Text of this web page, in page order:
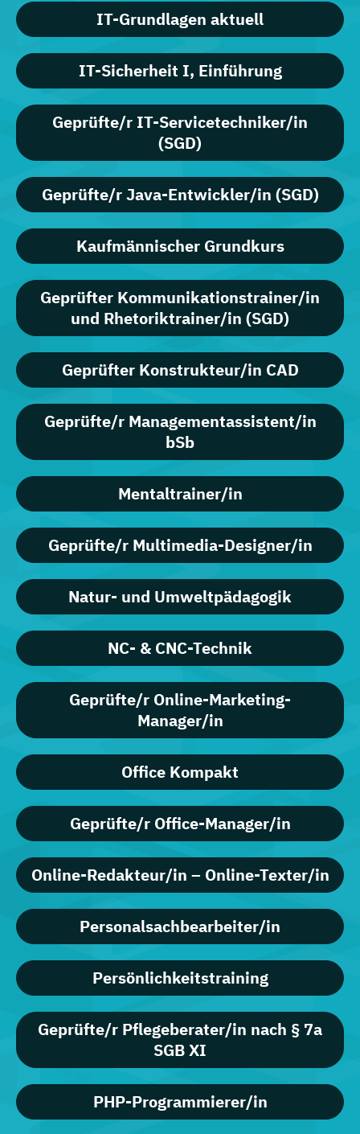
IT-Grundlagen aktuell
IT-Sicherheit I, Einführung
Geprüfte/r IT-Servicetechniker/in
(SGD)
Geprüfte/r Java-Entwickler/in (SGD)
Kaufmännischer Grundkurs
Geprüfter Kommunikationstrainer/in
und Rhetoriktrainer/in (SGD)
Geprüfter Konstrukteur/in CAD
Geprüfte/r Managementassistent/in
bSb
Mentaltrainer/in
Geprüfte/r Multimedia-Designer/in
Natur- und Umweltpädagogik
NC- & CNC-Technik
Geprüfte/r Online-Marketing-
Manager/in
Office Kompakt
Geprüfte/r Office-Manager/in
Online-Redakteur/in – Online-Texter/in
Personalsachbearbeiter/in
Persönlichkeitstraining
Geprüfte/r Pflegeberater/in nach § 7a
SGB XI
PHP-Programmierer/in